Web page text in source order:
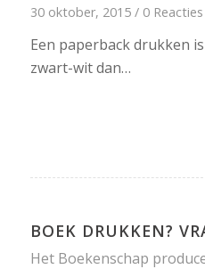
30 oktober, 2015 / 0 Reacties
Een paperback drukken
zwart-wit dan…
BOEK DRUKKEN?
Het Boekenschap